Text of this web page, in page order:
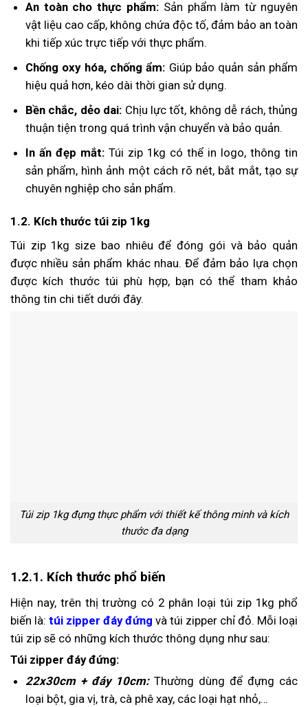
An toàn cho thực phẩm: Sản phẩm làm từ nguyên
vật liệu cao cấp, không chứa độc tố, đảm bảo an toàn
khi tiếp xúc trực tiếp với thực phẩm.
Chống oxy hóa, chống ẩm: Giúp bảo quản sản phẩm
hiệu quả hơn, kéo dài thời gian sử dụng.
Bền chắc, dẻo dai: Chịu lực tốt, không dễ rách, thủng
thuận tiện trong quá trình vận chuyển và bảo quản.
In ấn đẹp mắt:Túi zip 1kg có thể in logo, thông tin
sản phẩm, hình ảnh một cách rõ nét, bắt mắt, tạo sự
chuyên nghiệp cho sản phẩm.
1.2. Kích thước túi zip 1kg
Túi zip 1kg size bao nhiêu để đóng gói và bảo quản
được nhiều sản phẩm khác nhau. Để đảm bảo lựa chọn
được kích thước túi phù hợp, bạn có thể tham khảo
thông tin chi tiết dưới đây.
Túi zip 1kg đựng thực phẩm với thiết kế thông minh và kích
thước đa dạng
1.2.1. Kích thước phổ biến
Hiện nay, trên thị trường có 2 phân loại túi zip 1kg phổ
biến là: túi zipper đáy đứng và túi zipper chỉ đỏ. Mỗi loại
túi zip sẽ có những kích thước thông dụng như sau:
Túi zipper đáy đứng:
22x30cm + đáy 10cm:Thường dùng để đựng các
loại bột, gia vị, trà, cà phê xay, các loại hạt nhỏ,…